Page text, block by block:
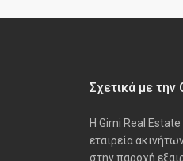
Σχετικά με την
Η Girni Real Estate
εταιρεία
στην παροχή